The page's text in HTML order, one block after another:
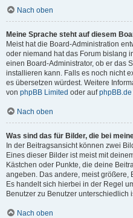
Nach oben
Meine Sprache steht auf diesem
Meist hat die Board-Administration
oder niemand hat das Forum bislang
einen Board-Administrator, ob er das
installieren kann. Falls es noch nicht
es übersetzen würdest. Weitere
von phpBB Limited oder aufphpBB.de
Nach oben
Was sind das für Bilder, die bei
In der Beitragsansicht können zwei
Eines dieser Bilder ist meist mit
Kästchen oder Punkte, die deine
angeben. Das andere, meist größere,
Es handelt sich hierbei in der Regel
Benutzer zu Benutzer unterschiedlich
Nach oben